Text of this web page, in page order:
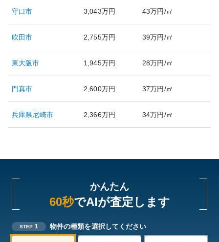
守口市 3,043万円 43万円/㎡
吹田市 2,755万円 39万円/㎡
東大阪市 1,945万円 28万円/㎡
門真市 2,600万円 37万円/㎡
兵庫県尼崎市 2,366万円 34万円/㎡
かんたん
60秒でAIが査定します
STEP 1 物件の種類を選択してください